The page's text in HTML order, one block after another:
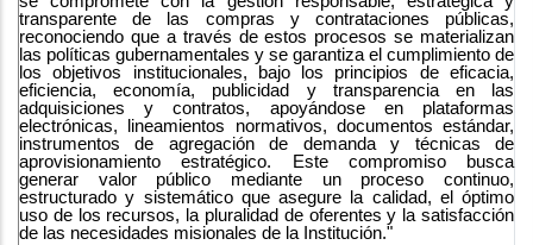
transparente de las compras y contrataciones públicas,
reconociendo que a través de estos procesos se materializan
las políticas gubernamentales y se garantiza el cumplimiento de
los objetivos institucionales, bajo los principios de eficacia,
eficiencia, economía, publicidad y transparencia en las
adquisiciones y contratos, apoyándose en plataformas
electrónicas, lineamientos normativos, documentos estándar,
instrumentos de agregación de demanda y técnicas de
aprovisionamiento estratégico. Este compromiso busca
generar valor público mediante un proceso continuo,
estructurado y sistemático que asegure la calidad, el óptimo
uso de los recursos, la pluralidad de oferentes y la satisfacción
de las necesidades misionales de la Institución."